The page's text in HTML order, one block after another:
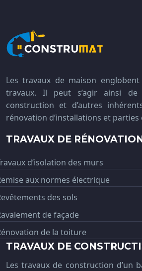
Les travaux de maison
travaux. Il peut s’agir ainsi
construction et d’autres
rénovation d’installations et parties
TRAVAUX DE
d’isolation des murs
aux normes électrique
des sols
de façade
de la toiture
TRAVAUX DE
Les travaux de construction d’un